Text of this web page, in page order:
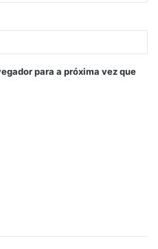
para a próxima vez que